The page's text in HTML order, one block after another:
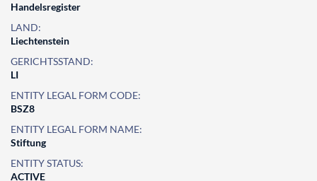
Handelsregister
LAND:
Liechtenstein
GERICHTSSTAND:
LI
ENTITY LEGAL FORM CODE:
BSZ8
ENTITY LEGAL FORM NAME:
Stiftung
ENTITY STATUS:
ACTIVE